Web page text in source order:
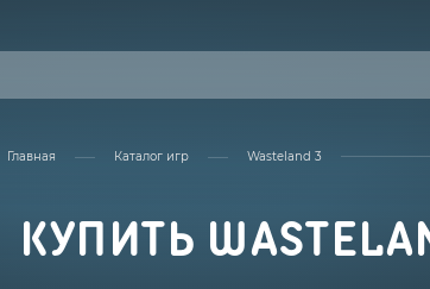
Главная Каталог игр Wasteland 3
КУПИТЬ